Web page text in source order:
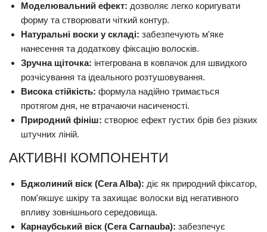
Моделювальний ефект: дозволяє легко коригувати
форму та створювати чіткий контур.
Натуральні воски у складі: забезпечують м'яке
нанесення та додаткову фіксацію волосків.
Зручна щіточка: інтегрована в ковпачок для швидкого
розчісування та ідеального розтушовування.
Висока стійкість: формула надійно тримається
протягом дня, не втрачаючи насиченості.
Природний фініш: створює ефект густих брів без різких
штучних ліній.
АКТИВНІ КОМПОНЕНТИ
Бджолиний віск (Cera Alba): діє як природний фіксатор,
пом'якшує шкіру та захищає волоски від негативного
впливу зовнішнього середовища.
Карнаубський віск (Cera Carnauba): забезпечує